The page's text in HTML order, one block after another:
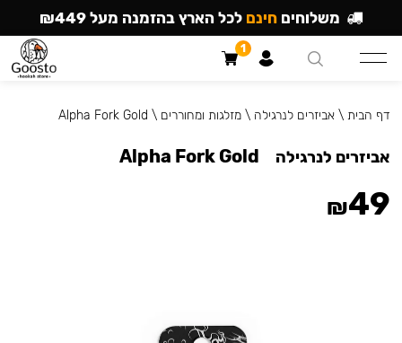
דף הבית \אביזרים לנרגילה \מזלגות ומחוררים \
Alpha Fork Gold
אביזרים לנרגילה Alpha Fork Gold
₪49
משלוחים חינם לכל הארץ בהזמנה מעל ₪449
1